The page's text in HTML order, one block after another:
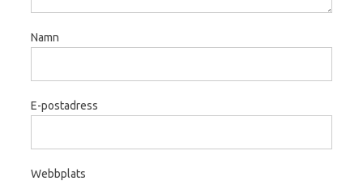
Namn
E-postadress
Webbplats